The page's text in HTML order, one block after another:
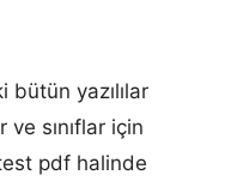
yazılılar
ve sınıflar için
test pdf halinde